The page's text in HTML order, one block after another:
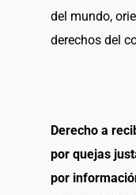
del mundo,
derechos del
Derecho a
por quejas
por